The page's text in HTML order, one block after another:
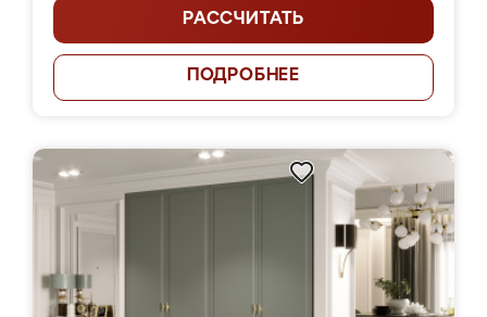
РАССЧИТАТЬ
ПОДРОБНЕЕ